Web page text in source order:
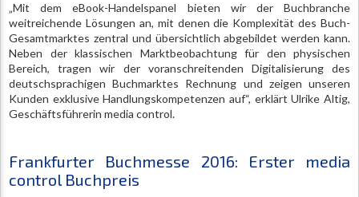
„Mit dem eBook-Handelspanel bieten wir der Buchbranche
weitreichende Lösungen an, mit denen die Komplexität des Buch-
Gesamtmarktes zentral und übersichtlich abgebildet werden kann.
Neben der klassischen Marktbeobachtung für den physischen
Bereich, tragen wir der voranschreitenden Digitalisierung des
deutschsprachigen Buchmarktes Rechnung und zeigen unseren
Kunden exklusive Handlungskompetenzen auf“, erklärt Ulrike Altig,
Geschäftsführerin media control.
Frankfurter Buchmesse 2016: Erster media
control Buchpreis